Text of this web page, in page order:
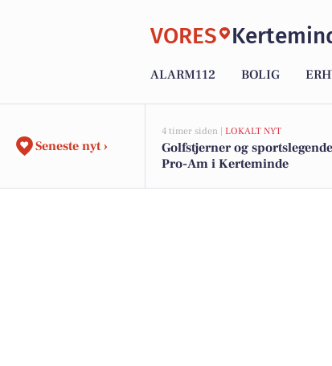
VORES
ALARM112 BOLIG
Seneste nyt ›
4 timer siden | LOKALT NYT
Golfstjerner og
Pro-Am i Kerteminde